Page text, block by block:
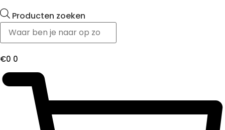
Producten zoeken
€0 0